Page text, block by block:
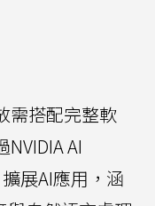
需搭配完整軟
AI
展AI應用，涵